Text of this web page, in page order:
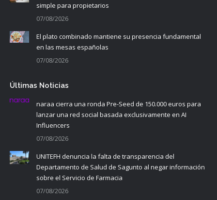
simple para propietarios
07/08/2026
El plato combinado mantiene su presencia fundamental
en las mesas españolas
07/08/2026
Últimas Noticias
naraa cierra una ronda Pre-Seed de 150.000 euros para
lanzar una red social basada exclusivamente en AI
Influencers
07/08/2026
UNITEFH denuncia la falta de transparencia del
Departamento de Salud de Sagunto al negar información
sobre el Servicio de Farmacia
07/08/2026